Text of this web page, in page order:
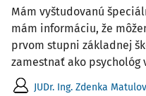
Mám vyštudovanú
mám informáciu, že
prvom stupni základnej
zamestnať ako psychológ
JUDr. Ing. Zdenka